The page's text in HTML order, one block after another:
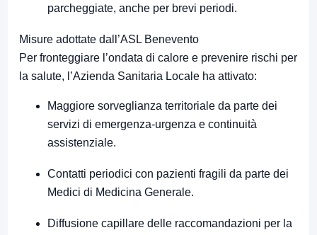
parcheggiate, anche per brevi periodi.
Misure adottate dall’ASL Benevento
Per fronteggiare l’ondata di calore e prevenire rischi per
la salute, l’Azienda Sanitaria Locale ha attivato:
Maggiore sorveglianza territoriale da parte dei
servizi di emergenza-urgenza e continuità
assistenziale.
Contatti periodici con pazienti fragili da parte dei
Medici di Medicina Generale.
Diffusione capillare delle raccomandazioni per la